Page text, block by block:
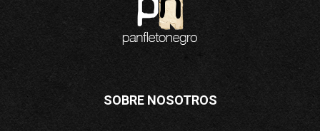
SOBRE NOSOTROS